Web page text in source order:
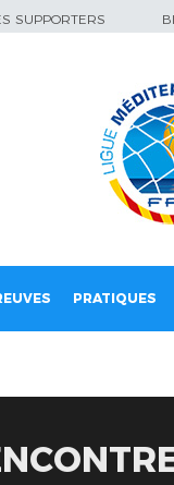
SUPPORTERS
PRATIQUES